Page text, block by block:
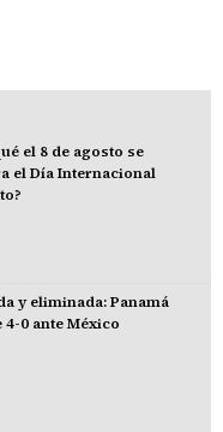
el 8 de agosto se
el Día Internacional
y eliminada: Panamá
0 ante México